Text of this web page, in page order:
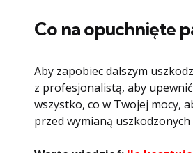
Co na opuchnięte
Aby zapobiec dalszym
z profesjonalistą, aby
wszystko, co w Twojej mocy,
przed wymianą uszkodzonych